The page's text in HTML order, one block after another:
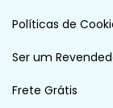
Políticas de
Ser um
Frete Grátis